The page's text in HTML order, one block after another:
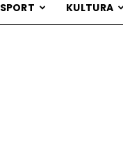
SPORT KULTURA